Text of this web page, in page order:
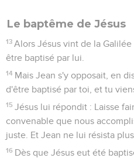
Le baptême de Jésus
13 Alors Jésus vint de la
être baptisé par lui.
14 Mais Jean s'y opposait, en
d'être baptisé par toi, et tu
15 Jésus lui répondit : Laisse
convenable que nous
juste. Et Jean ne lui résista plus.
16 Dès que Jésus eut été